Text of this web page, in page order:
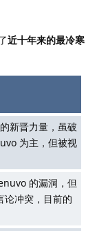
近十年来的最冷寒
新晋力量，虽破
为主，但被视
的漏洞，但
论冲突，目前的